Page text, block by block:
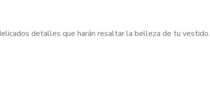
detalles que harán resaltar la belleza de tu